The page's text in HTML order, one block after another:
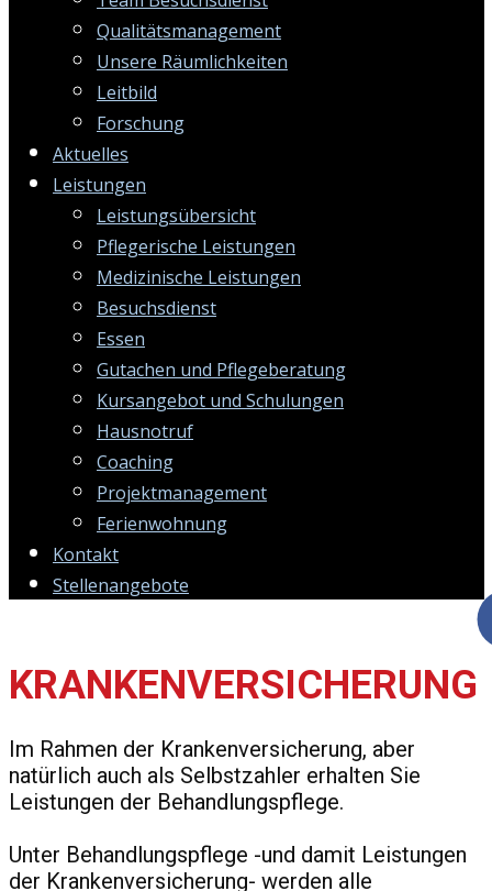
Qualitätsmanagement
Unsere Räumlichkeiten
Leitbild
Forschung
Aktuelles
Leistungen
Leistungsübersicht
Pflegerische Leistungen
Medizinische Leistungen
Besuchsdienst
Essen
Gutachen und Pflegeberatung
Kursangebot und Schulungen
Hausnotruf
Coaching
Projektmanagement
Ferienwohnung
Kontakt
Stellenangebote
KRANKENVERSICHERUNG
Im Rahmen der Krankenversicherung, aber
natürlich auch als Selbstzahler erhalten Sie
Leistungen der Behandlungspflege.
Unter Behandlungspflege -und damit Leistungen
der Krankenversicherung- werden alle